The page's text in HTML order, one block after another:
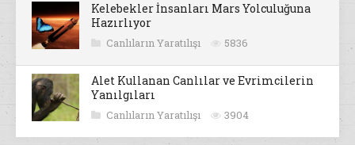
Kelebekler İnsanları Mars Yolculuğuna
Hazırlıyor
Canlıların Yaratılışı 5836
Alet Kullanan Canlılar ve Evrimcilerin
Yanılgıları
Canlıların Yaratılışı 3904